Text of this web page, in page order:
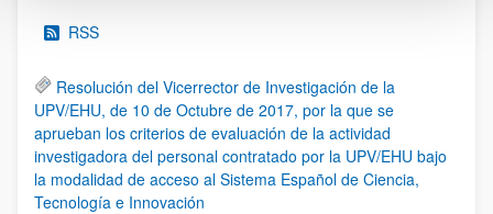
RSS
Resolución del Vicerrector de Investigación de la
UPV/EHU, de 10 de Octubre de 2017, por la que se
aprueban los criterios de evaluación de la actividad
investigadora del personal contratado por la UPV/EHU bajo
la modalidad de acceso al Sistema Español de Ciencia,
Tecnología e Innovación